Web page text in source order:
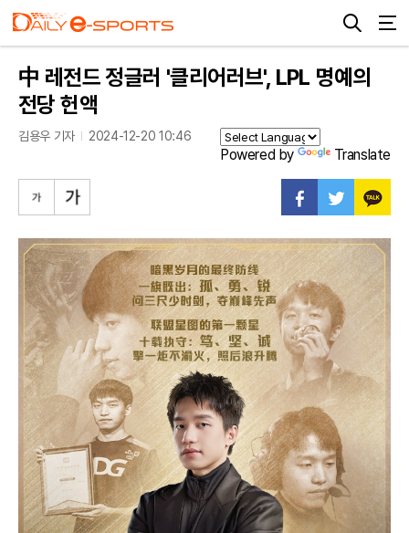
中 레전드 정글러 '클리어러브', LPL 명예의
전당 헌액
김용우 기자 2024-12-20 10:46
Powered by Translate